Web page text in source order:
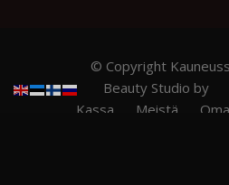
© Copyright
Beauty Studio by
Kassa
Meistä